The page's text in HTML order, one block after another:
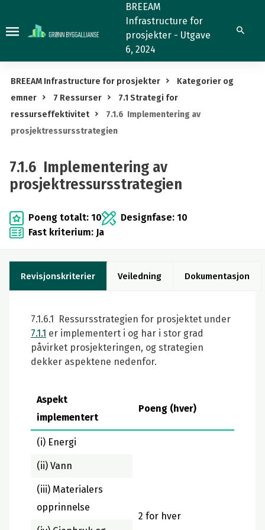
Implementering
prosjektressursstrategien
BREEAM
Infrastructure for
prosjekter - Utgave
6, 2024
Søk
BREEAM Infrastructure for prosjekter
Kategorier og
emner
7 Ressurser
7.1 Strategi for
ressurseffektivitet
7.1.6 Implementering av
prosjektressursstrategien
7.1.6 Implementering av
prosjektressursstrategien
Poeng totalt: 10
Designfase: 10
Fast kriterium: Ja
Revisjonskriterier Veiledning Dokumentasjon
7.1.6.1 Ressursstrategien for prosjektet under
7.1.1 er implementert i og har i stor grad
påvirket prosjekteringen, og strategien
dekker aspektene nedenfor.
Aspekt
implementert
Poeng (hver)
(i) Energi
2 for hver
(ii) Vann
(iii) Materialers
opprinnelse